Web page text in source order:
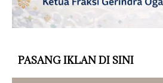
PASANG IKLAN DI SINI